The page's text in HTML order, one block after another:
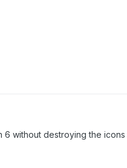
6 without destroying the